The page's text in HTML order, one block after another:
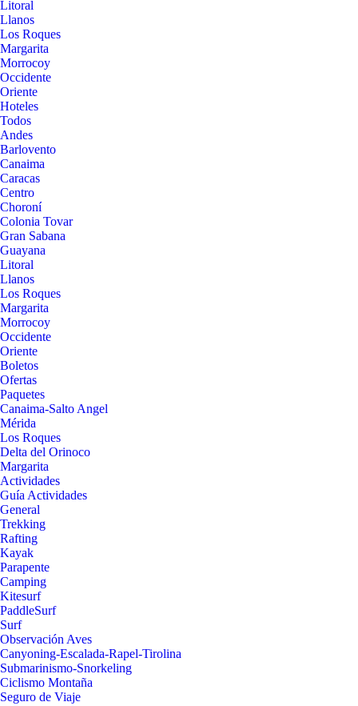
Litoral
Llanos
Los Roques
Margarita
Morrocoy
Occidente
Oriente
Hoteles
Todos
Andes
Barlovento
Canaima
Caracas
Centro
Choroní
Colonia Tovar
Gran Sabana
Guayana
Litoral
Llanos
Los Roques
Margarita
Morrocoy
Occidente
Oriente
Boletos
Ofertas
Paquetes
Canaima-Salto Angel
Mérida
Los Roques
Delta del Orinoco
Margarita
Actividades
Guía Actividades
General
Trekking
Rafting
Kayak
Parapente
Camping
Kitesurf
PaddleSurf
Surf
Observación Aves
Canyoning-Escalada-Rapel-Tirolina
Submarinismo-Snorkeling
Ciclismo Montaña
Seguro de Viaje